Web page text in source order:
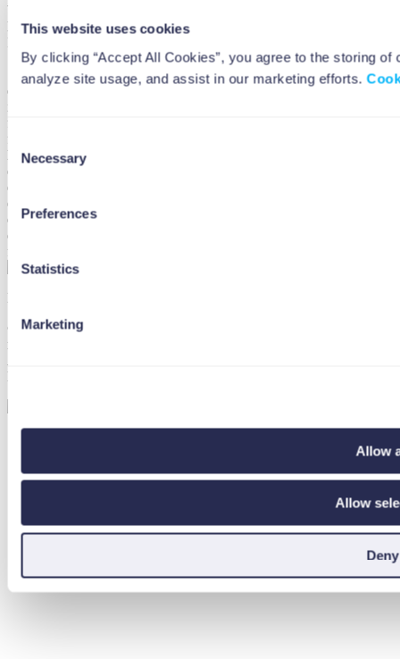
This website uses cookies
By clicking “Accept All Cookies”, you agree to the storing
analyze site usage, and assist in our marketing efforts.
Consent
Selection
Necessary
Preferences
Statistics
Marketing
Allow
Allow
Deny
bel
lux
International
Lingua
en
fr
fr
lux
en
en
en
en
en
fr
Believe, invest, grow.
© 2026 Beewise, a brand of Azimut Investments S.A. All rights
reserved.
Luxembourg